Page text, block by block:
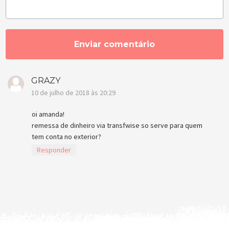
GRAZY
10 de julho de 2018 às 20:29
oi amanda!
remessa de dinheiro via transfwise so serve para quem
tem conta no exterior?
Responder